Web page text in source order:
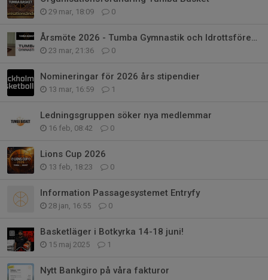
29 mar, 18:09 0
Årsmöte 2026 - Tumba Gymnastik och Idrottsförening
23 mar, 21:36 0
Nomineringar för 2026 års stipendier
13 mar, 16:59 1
Ledningsgruppen söker nya medlemmar
16 feb, 08:42 0
Lions Cup 2026
13 feb, 18:23 0
Information Passagesystemet Entryfy
28 jan, 16:55 0
Basketläger i Botkyrka 14-18 juni!
15 maj 2025 1
Nytt Bankgiro på våra fakturor